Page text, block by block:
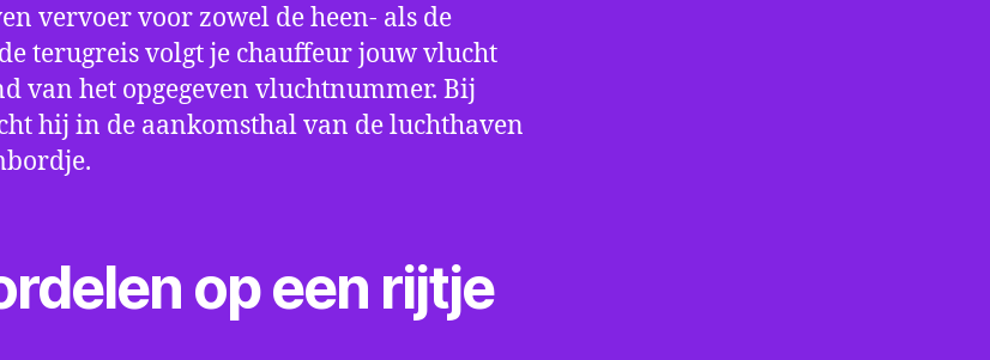
vervoer voor zowel de heen- als de
terugreis volgt je chauffeur jouw vlucht
van het opgegeven vluchtnummer. Bij
hij in de aankomsthal van de luchthaven
op een rijtje